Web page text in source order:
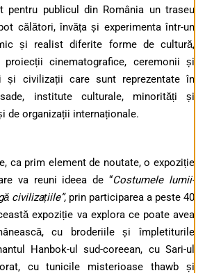
pentru publicul din România un traseu
călători, învăța și experimenta într-un
și realist diferite forme de cultură,
proiecții cinematografice, ceremonii și
și civilizații care sunt reprezentate în
institute culturale, minorități și
de organizații internaționale.
ca prim element de noutate, o expoziție
va reuni ideea de “Costumele lumii-
civilizațiile”, prin participarea a peste 40
expoziție va explora ce poate avea
cu broderiile și împletiturile
Hanbok-ul sud-coreean, cu Sari-ul
cu tunicile misterioase thawb și